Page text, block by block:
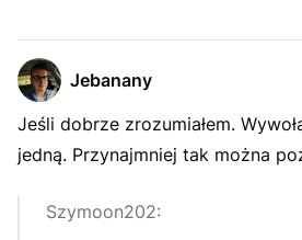
Jebanany
Jeśli dobrze zrozumiałem.
jedną. Przynajmniej tak można
Szymoon202: